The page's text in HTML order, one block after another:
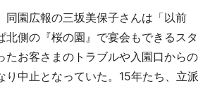
園広報の三坂美保子さんは「以前
北側の『桜の園』で宴会もできるスタ
たお客さまのトラブルや入園口からの
り中止となっていた。15年たち、立派